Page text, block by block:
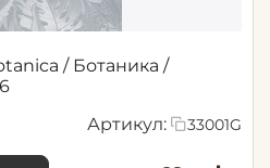
/ Ботаника /
Артикул: 33001G